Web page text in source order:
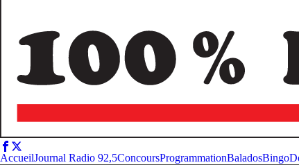
AccueilJournal Radio 92,5ConcoursProgrammationBaladosBingo